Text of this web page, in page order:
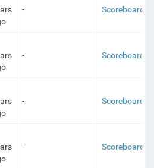
- Scoreboard
- Scoreboard
- Scoreboard
- Scoreboard